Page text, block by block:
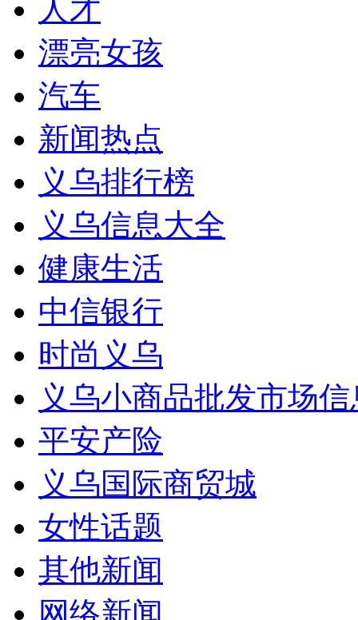
人才
漂亮女孩
汽车
新闻热点
义乌排行榜
义乌信息大全
健康生活
中信银行
时尚义乌
义乌小商品批发市场
平安产险
义乌国际商贸城
女性话题
其他新闻
网络新闻